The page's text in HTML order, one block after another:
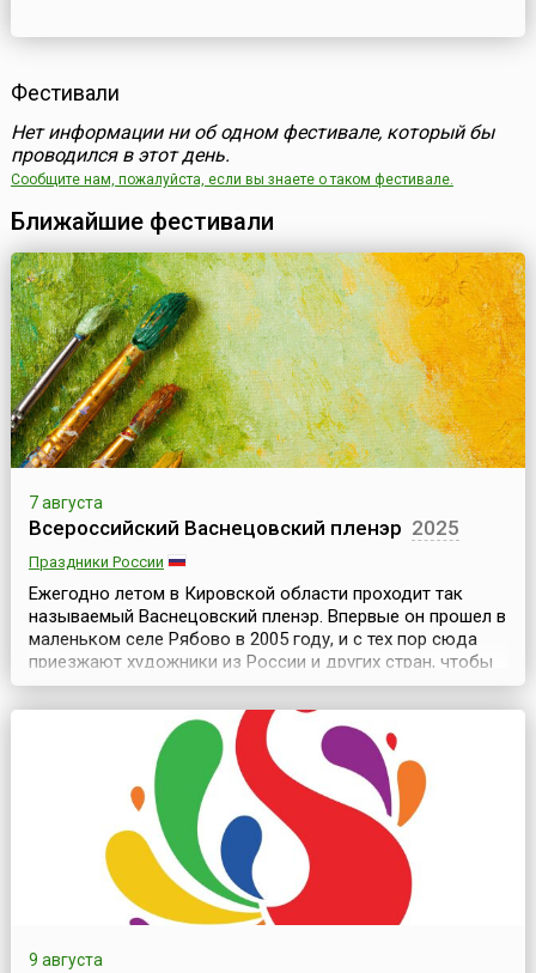
Фестивали
Нет информации ни об одном фестивале, который бы
проводился в этот день.
Сообщите нам, пожалуйста, если вы знаете о таком фестивале.
Ближайшие фестивали
7 августа
Всероссийский Васнецовский пленэр 2025
Праздники России
Ежегодно летом в Кировской области проходит так
называемый Васнецовский пленэр. Впервые он прошел в
маленьком селе Рябово в 2005 году, и с тех пор сюда
приезжают художники из России и других стран, чтобы
писать с натуры в местах, где создавали свои
произведения Виктор и Аполлинарий Васнецовы.С 2012
года программа пленэра изменилась. Усадьба в Рябово
находилась на реконструкции, поэтому художни...
9 августа